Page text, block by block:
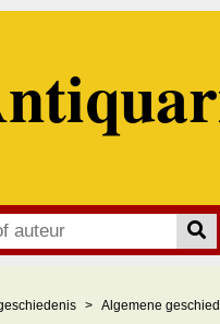
Algemene